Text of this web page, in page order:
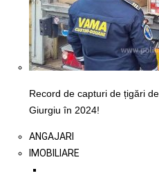
Record de capturi de țigări
Giurgiu în 2024!
ANGAJARI
IMOBILIARE